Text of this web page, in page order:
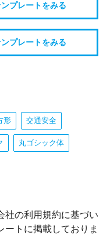
プレートをみる
プレートをみる
形 交通安全
丸ゴシック体
社の利用規約に基づい
ートに掲載しておりま